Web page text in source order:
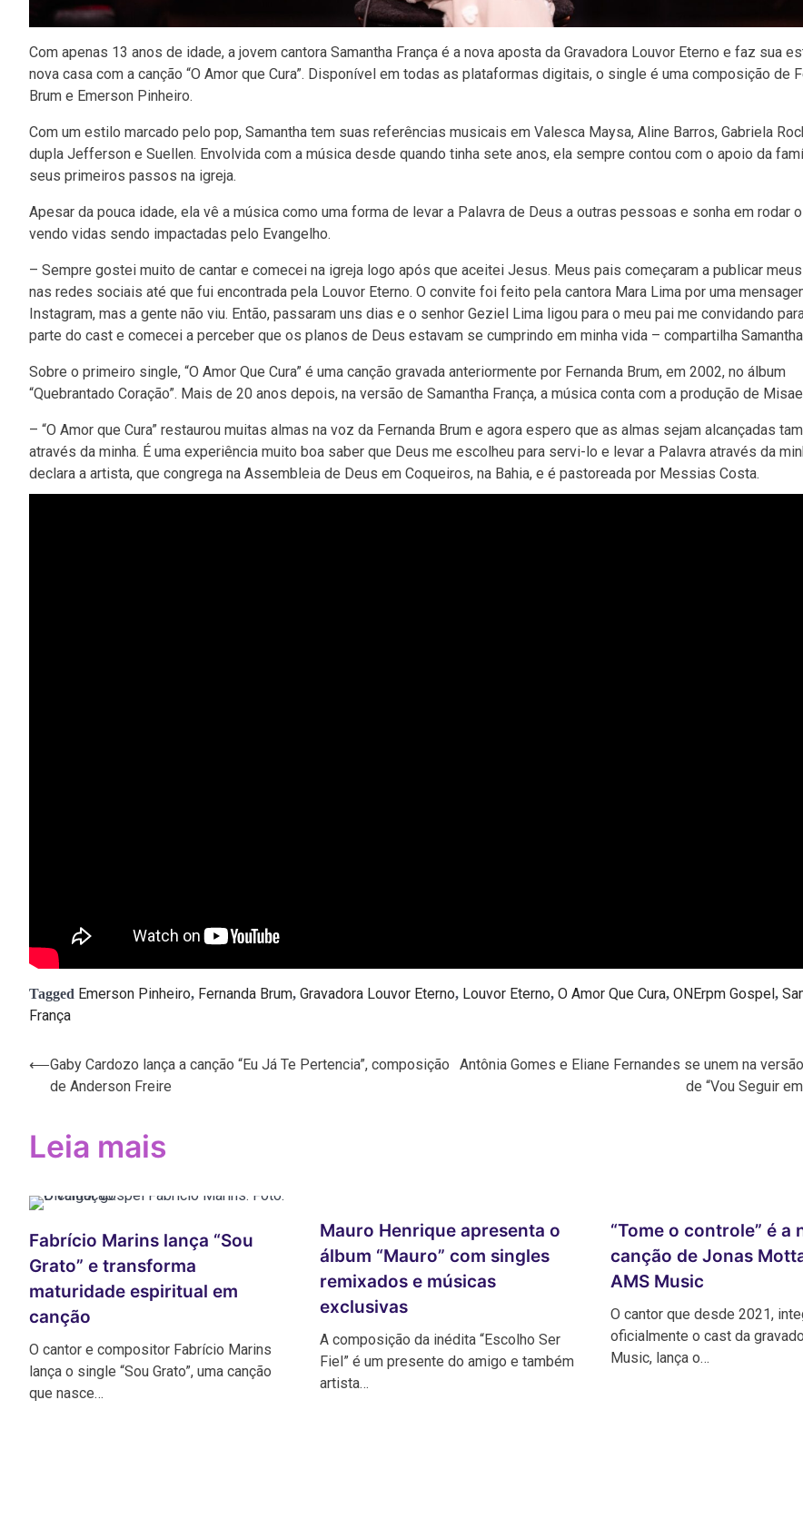
Com apenas 13 anos de idade, a jovem cantora Samantha França é a nova aposta da Gravadora Louvor Eterno e faz sua
nova casa com a canção “O Amor que Cura”. Disponível em todas as plataformas digitais, o single é uma composição de
Brum e Emerson Pinheiro.
Com um estilo marcado pelo pop, Samantha tem suas referências musicais em Valesca Maysa, Aline Barros, Gabriela
dupla Jefferson e Suellen. Envolvida com a música desde quando tinha sete anos, ela sempre contou com o apoio da
seus primeiros passos na igreja.
Apesar da pouca idade, ela vê a música como uma forma de levar a Palavra de Deus a outras pessoas e sonha em rodar
vendo vidas sendo impactadas pelo Evangelho.
– Sempre gostei muito de cantar e comecei na igreja logo após que aceitei Jesus. Meus pais começaram a publicar
nas redes sociais até que fui encontrada pela Louvor Eterno. O convite foi feito pela cantora Mara Lima por uma
Instagram, mas a gente não viu. Então, passaram uns dias e o senhor Geziel Lima ligou para o meu pai me convidando
parte do cast e comecei a perceber que os planos de Deus estavam se cumprindo em minha vida – compartilha
Sobre o primeiro single, “O Amor Que Cura” é uma canção gravada anteriormente por Fernanda Brum, em 2002, no álbum
“Quebrantado Coração”. Mais de 20 anos depois, na versão de Samantha França, a música conta com a produção de
– “O Amor que Cura” restaurou muitas almas na voz da Fernanda Brum e agora espero que as almas sejam alcançadas
através da minha. É uma experiência muito boa saber que Deus me escolheu para servi-lo e levar a Palavra através da
declara a artista, que congrega na Assembleia de Deus em Coqueiros, na Bahia, e é pastoreada por Messias Costa.
Tagged Emerson Pinheiro, Fernanda Brum, Gravadora Louvor Eterno, Louvor Eterno, O Amor Que Cura, ONErpm Gospel ,
França
Navegação
⟵Gaby Cardozo lança a canção “Eu Já Te Pertencia”, composição
de Anderson Freire
Antônia Gomes e Eliane Fernandes se unem na
de “Vou Seguir
Leia mais
Fabrício Marins lança “Sou
Grato” e transforma
maturidade espiritual em
canção
O cantor e compositor Fabrício Marins
lança o single “Sou Grato”, uma canção
que nasce…
Mauro Henrique apresenta o
álbum “Mauro” com singles
remixados e músicas
exclusivas
A composição da inédita “Escolho Ser
Fiel” é um presente do amigo e também
artista…
“Tome o controle” é a
canção de Jonas
AMS Music
O cantor que desde 2021,
oficialmente o cast da
Music, lança o…